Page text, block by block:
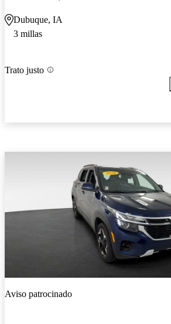
Dubuque, IA
3 millas
Trato justo
Aviso patrocinado